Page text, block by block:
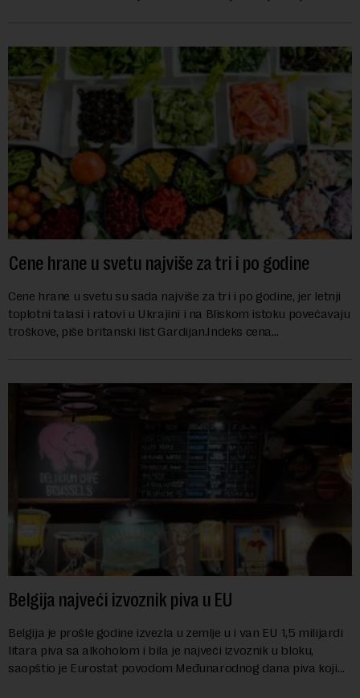
Cene hrane u svetu najviše za tri i po godine
Cene hrane u svetu su sada najviše za tri i po godine, jer letnji
toplotni talasi i ratovi u Ukrajini i na Bliskom istoku povećavaju
troškove, piše britanski list Gardijan.Indeks cena
Belgija najveći izvoznik piva u EU
Belgija je prošle godine izvezla u zemlje u i van EU 1,5 milijardi
litara piva sa alkoholom i bila je najveći izvoznik u bloku,
saopštio je Eurostat povodom Međunarodnog dana piva koji